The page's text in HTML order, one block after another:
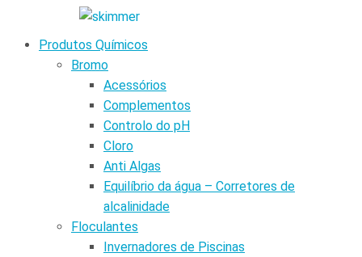
Produtos Químicos
Bromo
Acessórios
Complementos
Controlo do pH
Cloro
Anti Algas
Equilíbrio da água – Corretores de
alcalinidade
Floculantes
Invernadores de Piscinas